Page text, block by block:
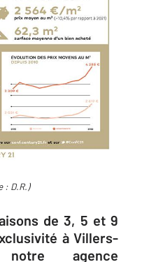
: D.R.)
de 3, 5 et 9
à Villers-
agence